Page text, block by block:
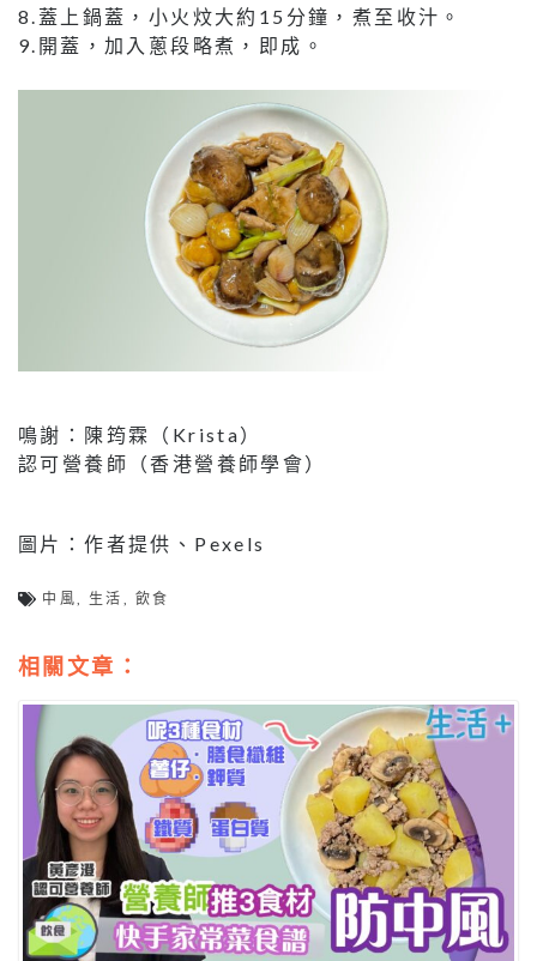
8.蓋上鍋蓋，小火炆大約15分鐘，煮至收汁。
9.開蓋，加入蔥段略煮，即成。
鳴謝：陳筠霖（Krista）
認可營養師（香港營養師學會）
圖片：作者提供、Pexels
中風, 生活 , 飲食
相關文章：